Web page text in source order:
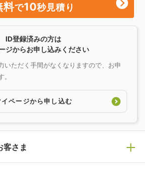
料で10秒見積り
ID登録済みの方は
ジからお申し込みください
いただく手間がなくなりますので、お申
イページから申し込む
客さま